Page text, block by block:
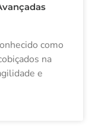
como
na
e